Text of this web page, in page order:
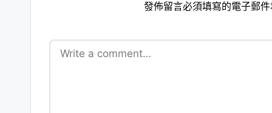
發佈留言必須填寫的電子郵